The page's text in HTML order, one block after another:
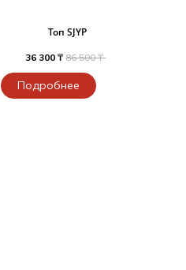
Топ SJYP
36 300 ₸86 500 ₸
Подробнее